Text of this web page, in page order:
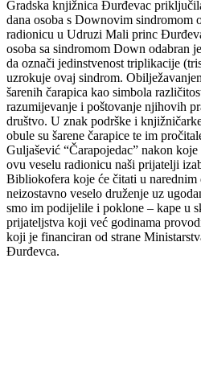
Gradska knjižnica Đurđevac
dana osoba s Downovim sindromom
radionicu u Udruzi Mali princ
osoba sa sindromom Down odabran
da označi jedinstvenost triplikacije
uzrokuje ovaj sindrom.
šarenih čarapica kao simbola
razumijevanje i poštovanje njihovih
društvo. U znak podrške i
obule su šarene čarapice te im
Guljašević “Čarapojedac” nakon
ovu veselu radionicu naši prijatelji
Bibliokofera koje će čitati u
neizostavno veselo druženje uz
smo im podijelile i poklone – kape u
prijateljstva koji već godinama
koji je financiran od strane
Đurđevca.